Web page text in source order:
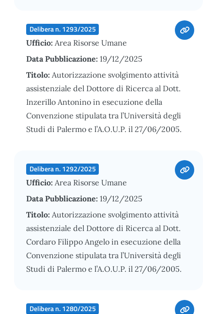
Delibera n. 1293/2025
Ufficio: Area Risorse Umane
Data Pubblicazione: 19/12/2025
Titolo: Autorizzazione svolgimento attività
assistenziale del Dottore di Ricerca al Dott.
Inzerillo Antonino in esecuzione della
Convenzione stipulata tra l’Università degli
Studi di Palermo e l’A.O.U.P. il 27/06/2005.
Delibera n. 1292/2025
Ufficio: Area Risorse Umane
Data Pubblicazione: 19/12/2025
Titolo: Autorizzazione svolgimento attività
assistenziale del Dottore di Ricerca al Dott.
Cordaro Filippo Angelo in esecuzione della
Convenzione stipulata tra l’Università degli
Studi di Palermo e l’A.O.U.P. il 27/06/2005.
Delibera n. 1280/2025